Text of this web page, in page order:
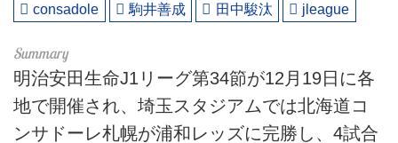
consadole
駒井善成 田中駿汰 jleague
明治安田生命J1リーグ第34節が12月19日に各
地で開催され、埼玉スタジアムでは北海道コ
ンサドーレ札幌が浦和レッズに完勝し、4試合